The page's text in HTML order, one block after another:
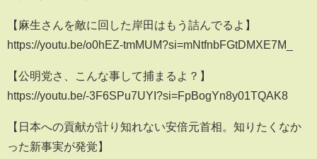
【麻生さんを敵に回した岸田はもう詰んでるよ】
https://youtu.be/o0hEZ-tmMUM?si=mNtfnbFGtDMXE7M_
【公明党さ、こんな事して捕まるよ？】
https://youtu.be/-3F6SPu7UYI?si=FpBogYn8y01TQAK8
【日本への貢献が計り知れない安倍元首相。知りたくなか
った新事実が発覚】